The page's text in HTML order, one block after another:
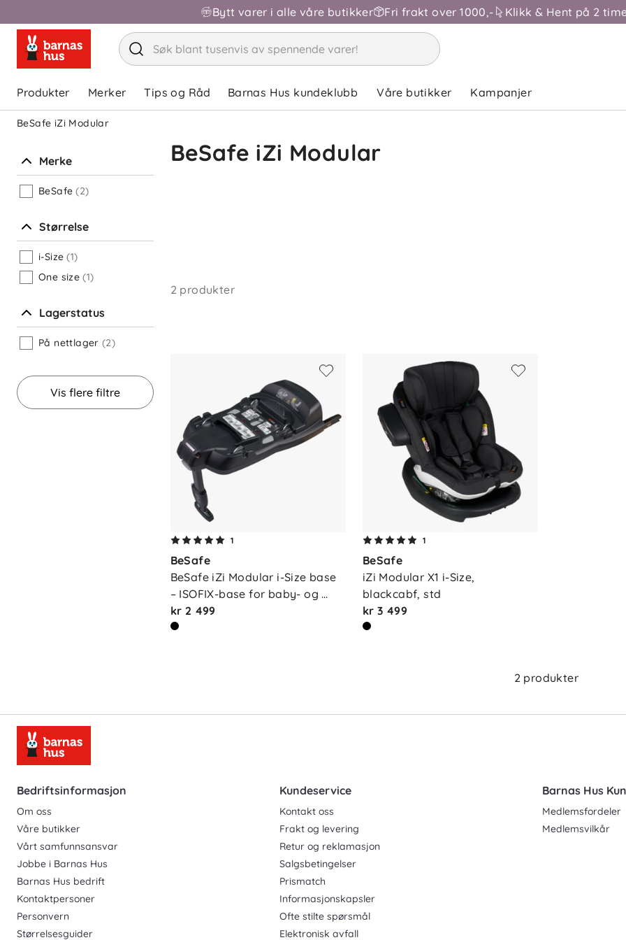
Bytt varer i alle våre butikker Fri frakt over 1000,- Klikk & Hent på 2
Produkter Merker Tips og Råd Barnas Hus kundeklubb Våre butikker Kampanjer
BeSafe iZi Modular
Merke
BeSafe (2)
Størrelse
i-Size (1)
One size (1)
Lagerstatus
På nettlager (2)
Vis flere filtre
BeSafe iZi Modular
2 produkter
1
BeSafe
BeSafe iZi Modular i-Size base
– ISOFIX-base for baby- og
små…
kr 2 499
1
BeSafe
iZi Modular X1 i-Size,
blackcabf, std
kr 3 499
2 produkter
Bedriftsinformasjon
Om oss
Våre butikker
Vårt samfunnsansvar
Jobbe i Barnas Hus
Barnas Hus bedrift
Kontaktpersoner
Personvern
Størrelsesguider
Kundeservice
Kontakt oss
Frakt og levering
Retur og reklamasjon
Salgsbetingelser
Prismatch
Informasjonskapsler
Ofte stilte spørsmål
Elektronisk avfall
Barnas Hus
Medlemsfordeler
Medlemsvilkår